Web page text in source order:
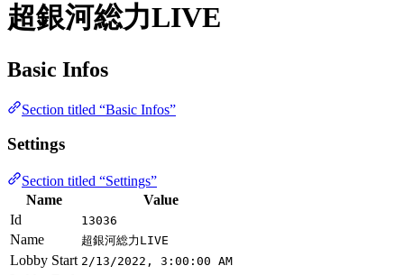
超銀河総力LIVE
Basic Infos
Section titled “Basic Infos”
Settings
Section titled “Settings”
Name
Value
Id
13036
Name 超銀河総力LIVE
Lobby Start 2/13/2022, 3:00:00 AM